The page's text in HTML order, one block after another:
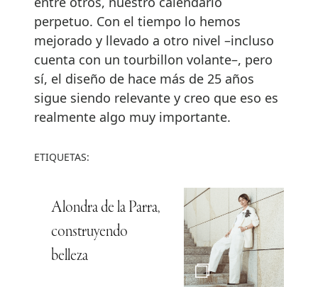
perpetuo. Con el tiempo lo hemos
mejorado y llevado a otro nivel –incluso
cuenta con un tourbillon volante–, pero
sí, el diseño de hace más de 25 años
sigue siendo relevante y creo que eso es
realmente algo muy importante.
ETIQUETAS:
Alondra de la Parra,
construyendo
belleza